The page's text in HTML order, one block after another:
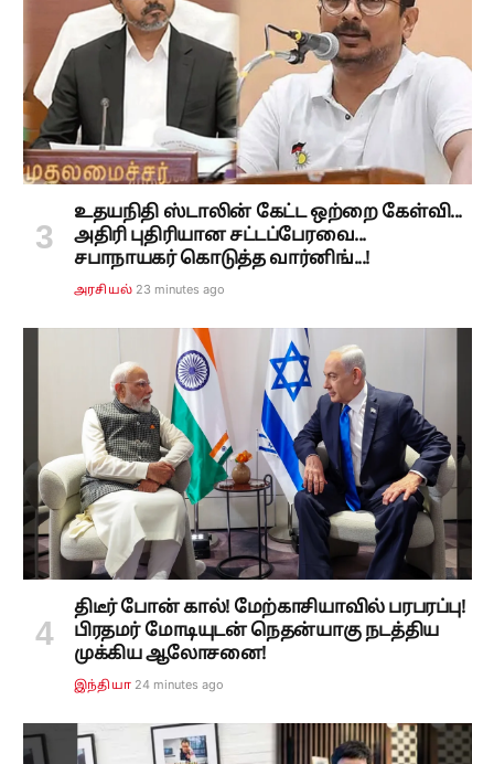
உதயநிதி ஸ்டாலின் கேட்ட ஒற்றை கேள்வி...
அதிரி புதிரியான சட்டப்பேரவை...
சபாநாயகர் கொடுத்த வார்னிங்...!
அரசியல் 23 minutes ago
திடீர் போன் கால்! மேற்காசியாவில் பரபரப்பு!
பிரதமர் மோடியுடன் நெதன்யாகு நடத்திய
முக்கிய ஆலோசனை!
இந்தியா 24 minutes ago